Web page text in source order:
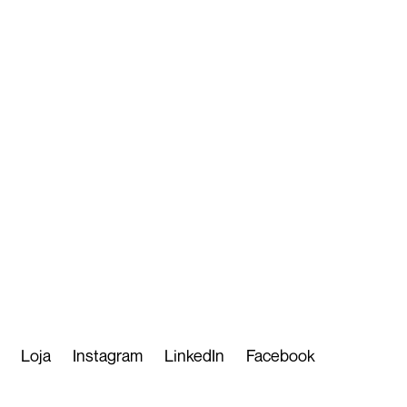
Loja Instagram LinkedIn Facebook